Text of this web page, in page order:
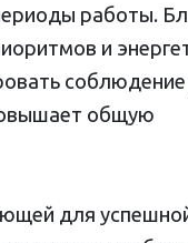
работы.
и
общую
для